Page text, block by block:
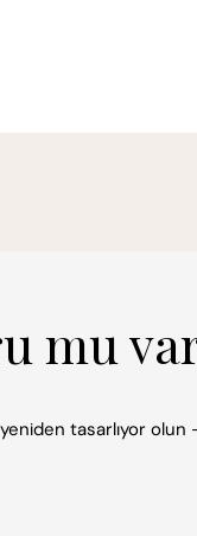
mu
tasarlıyor